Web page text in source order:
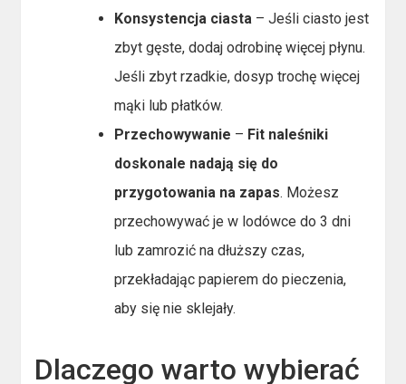
Konsystencja ciasta – Jeśli ciasto jest
zbyt gęste, dodaj odrobinę więcej płynu.
Jeśli zbyt rzadkie, dosyp trochę więcej
mąki lub płatków.
Przechowywanie – Fit naleśniki
doskonale nadają się do
przygotowania na zapas. Możesz
przechowywać je w lodówce do 3 dni
lub zamrozić na dłuższy czas,
przekładając papierem do pieczenia,
aby się nie sklejały.
Dlaczego warto wybierać